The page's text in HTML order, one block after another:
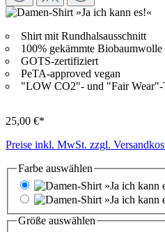
Shirt mit Rundhalsausschnitt
100% gekämmte Biobaumwolle
GOTS-zertifiziert
PeTA-approved vegan
"LOW CO2"- und "Fair Wear"-
25,00 €*
Preise inkl. MwSt. zzgl.
Farbe auswählen
Größe auswählen